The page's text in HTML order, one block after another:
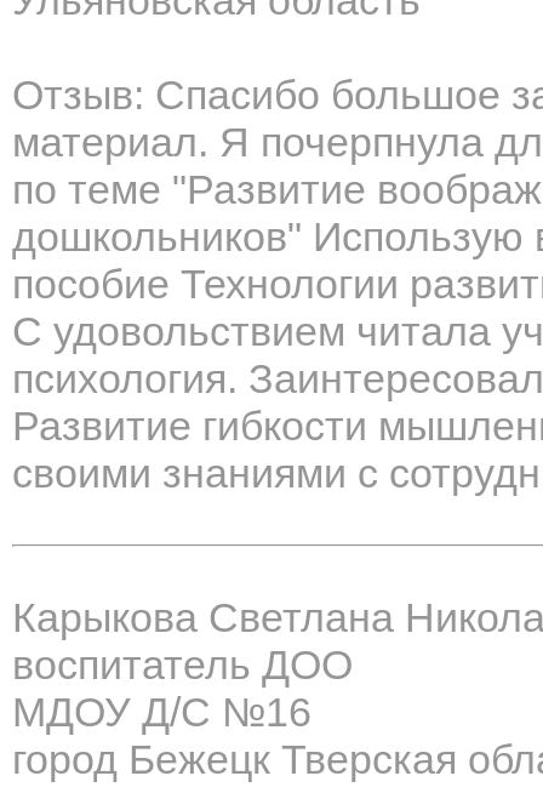
Отзыв: Спасибо большое
материал. Я почерпнула
по теме "Развитие
дошкольников" Использую
пособие Технологии
С удовольствием читала
психология.
Развитие гибкости
своими знаниями с
Карыкова Светлана
воспитатель ДОО
МДОУ Д/С №16
город Бежецк Тверская